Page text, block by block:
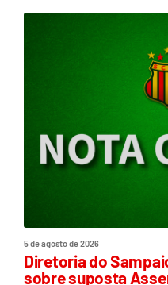
5 de agosto de 2026
Diretoria do
sobre suposta